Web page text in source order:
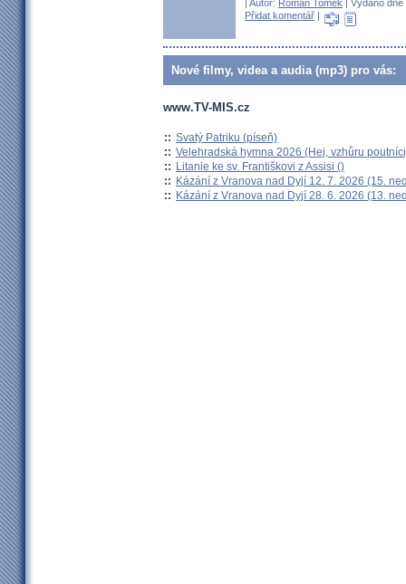
| Autor: Roman Tomek | Vydáno
Přidat komentář |
Nové filmy, videa a audia (mp3) pro vás:
www.TV-MIS.cz
:: Svatý Patriku (píseň)
:: Velehradská hymna 2026 (Hej, vzhůru
:: Litanie ke sv. Františkovi z Assisi ()
:: Kázání z Vranova nad Dyjí 12. 7. 2026 (15.
:: Kázání z Vranova nad Dyjí 28. 6. 2026 (13.